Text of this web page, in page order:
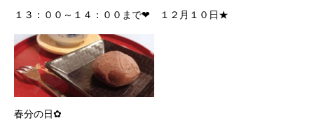
１３：００～１４：００まで❤ １２月１０日★
春分の日✿